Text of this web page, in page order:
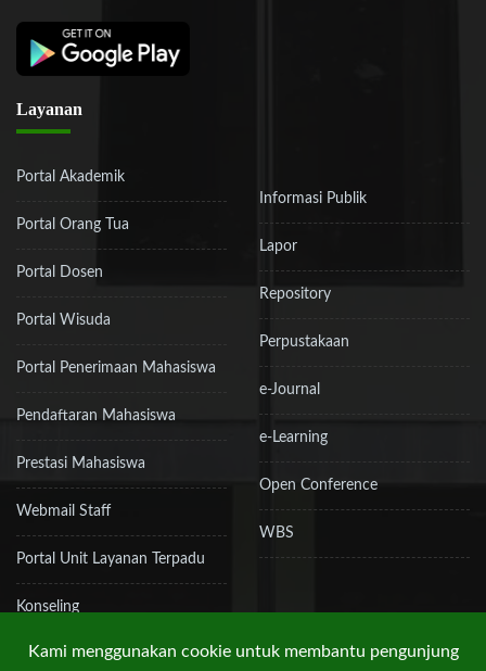
Layanan
Portal Akademik
Portal Orang Tua
Portal Dosen
Portal Wisuda
Portal Penerimaan Mahasiswa
Pendaftaran Mahasiswa
Prestasi Mahasiswa
Webmail Staff
Portal Unit Layanan Terpadu
Konseling
Informasi Publik
Lapor
Repository
Perpustakaan
e-Journal
e-Learning
Open Conference
WBS
Kami menggunakan cookie untuk membantu pengunjung